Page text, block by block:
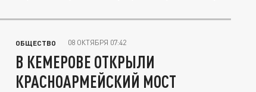
ОБЩЕСТВО 08 ОКТЯБРЯ 07:42
В КЕМЕРОВЕ ОТКРЫЛИ
КРАСНОАРМЕЙСКИЙ МОСТ